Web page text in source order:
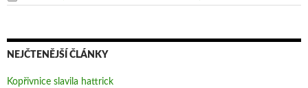
NEJČTENĚJŠÍ ČLÁNKY
Kopřivnice slavila hattrick